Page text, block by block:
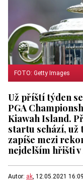
FOTO: Getty Images
Už příští týden
PGA
Kiawah Island.
startu schází, už
zapíše mezi
nejdelším hřišti
Autor: ak, 12.05.2021 16:09